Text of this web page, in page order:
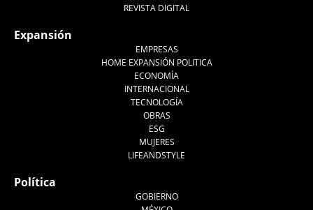
REVISTA DIGITAL
Expansión
EMPRESAS
HOME EXPANSIÓN POLITICA
ECONOMÍA
INTERNACIONAL
TECNOLOGÍA
OBRAS
ESG
MUJERES
LIFEANDSTYLE
Política
GOBIERNO